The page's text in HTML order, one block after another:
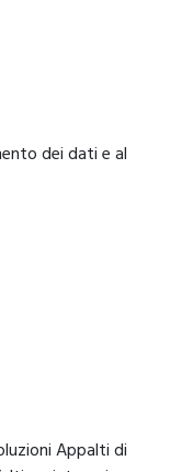
dei dati e al
Appalti di